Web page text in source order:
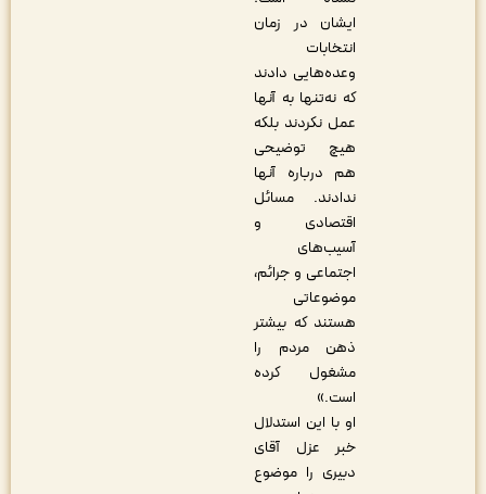
ایشان در زمان
انتخابات
وعده‌هایی دادند
که نه‌تنها به آنها
عمل نکردند بلکه
هیچ توضیحی
هم درباره آنها
ندادند. مسائل
اقتصادی و
آسیب‌های
اجتماعی و جرائم،
موضوعاتی
هستند که بیشتر
ذهن مردم را
مشغول کرده
او با این استدلال
خبر عزل آقای
دبیری را موضوع